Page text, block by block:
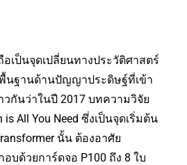
อเป็นจุดเปลี่ยนทางประวัติศาสตร์
นฐานด้านปัญญาประดิษฐ์ที่เข้า
วกันว่าในปี 2017 บทความวิจัย
All You Need ซึ่งเป็นจุดเริ่มต้น
นั้น ต้องอาศัย
อบด้วยการ์ดจอ P100 ถึง 8 ใบ